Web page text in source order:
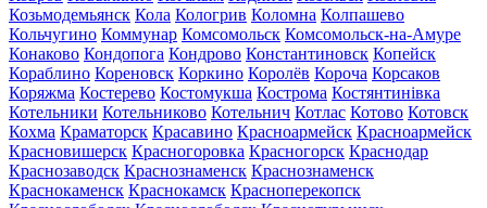
Козьмодемьянск Кола Кологрив Коломна Колпашево
Кольчугино Коммунар Комсомольск Комсомольск-на-Амуре
Конаково Кондопога Кондрово Константиновск Копейск
Кораблино Кореновск Коркино Королёв Короча Корсаков
Коряжма Костерево Костомукша Кострома Костянтинівка
Котельники Котельниково Котельнич Котлас Котово Котовск
Кохма Краматорск Красавино Красноармейск Красноармейск
Красновишерск Красногоровка Красногорск Краснодар
Краснозаводск Краснознаменск Краснознаменск
Краснокаменск Краснокамск Красноперекопск